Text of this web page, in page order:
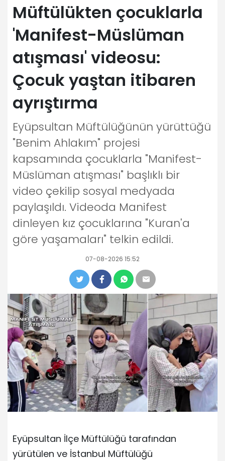
Müftülükten çocuklarla
'Manifest-Müslüman
atışması' videosu:
Çocuk yaştan itibaren
ayrıştırma
Eyüpsultan Müftülüğünün yürüttüğü
"Benim Ahlakım" projesi
kapsamında çocuklarla "Manifest-
Müslüman atışması" başlıklı bir
video çekilip sosyal medyada
paylaşıldı. Videoda Manifest
dinleyen kız çocuklarına "Kuran'a
göre yaşamaları" telkin edildi.
07-08-2026 15:52
Eyüpsultan İlçe Müftülüğü tarafından
yürütülen ve İstanbul Müftülüğü